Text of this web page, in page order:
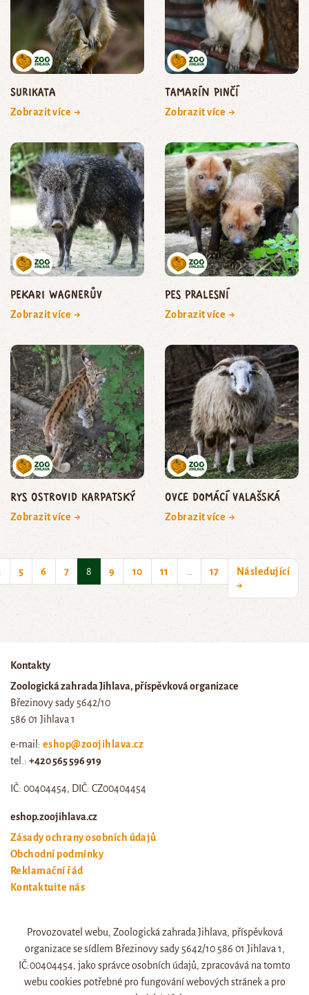
surikata
Zobrazit více →
tamarín pinčí
Zobrazit více →
pekari Wagnerův
Zobrazit více →
pes pralesní
Zobrazit více →
rys ostrovid karpatský
Zobrazit více →
ovce domácí valašská
Zobrazit více →
5 6 7 8 (current)
9 10 11 17
Následující
→
Kontakty
Zoologická zahrada Jihlava, příspěvková organizace
Březinovy sady 5642/10
586 01 Jihlava 1
e-mail: eshop@zoojihlava.cz
tel.: +420 565 596 919
IČ: 00404454, DIČ: CZ00404454
eshop.zoojihlava.cz
Zásady ochrany osobních údajů
Obchodní podmínky
Reklamační řád
Kontaktujte nás
Web zoo jihlava
Otevírací doba a ceník
Provozovatel webu, Zoologická zahrada Jihlava, příspěvková
organizace se sídlem Březinovy sady 5642/10 586 01 Jihlava 1,
IČ:00404454, jako správce osobních údajů, zpracovává na tomto
webu cookies potřebné pro fungování webových stránek a pro